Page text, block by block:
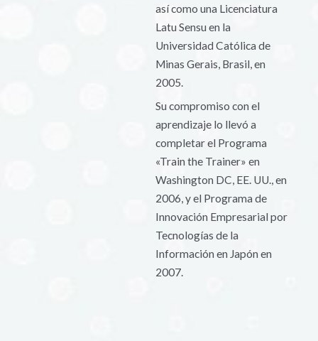
así como una Licenciatura
Latu Sensu en la
Universidad Católica de
Minas Gerais, Brasil, en
2005.
Su compromiso con el
aprendizaje lo llevó a
completar el Programa
«Train the Trainer» en
Washington DC, EE. UU., en
2006, y el Programa de
Innovación Empresarial por
Tecnologías de la
Información en Japón en
2007.